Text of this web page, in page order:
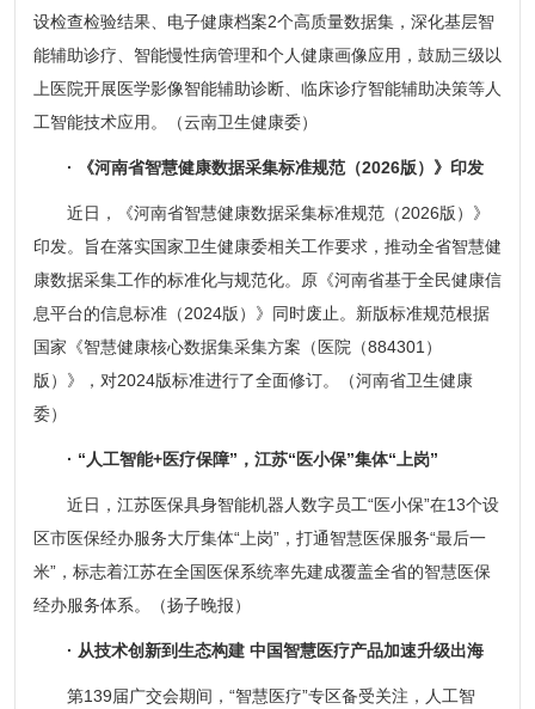
设检查检验结果、电子健康档案2个高质量数据集，深化基层智
能辅助诊疗、智能慢性病管理和个人健康画像应用，鼓励三级以
上医院开展医学影像智能辅助诊断、临床诊疗智能辅助决策等人
工智能技术应用。（云南卫生健康委）
· 《河南省智慧健康数据采集标准规范（2026版）》印发
近日，《河南省智慧健康数据采集标准规范（2026版）》
印发。旨在落实国家卫生健康委相关工作要求，推动全省智慧健
康数据采集工作的标准化与规范化。原《河南省基于全民健康信
息平台的信息标准（2024版）》同时废止。新版标准规范根据
国家《智慧健康核心数据集采集方案（医院（884301）
版）》，对2024版标准进行了全面修订。（河南省卫生健康
委）
· “人工智能+医疗保障”，江苏“医小保”集体“上岗”
近日，江苏医保具身智能机器人数字员工“医小保”在13个设
区市医保经办服务大厅集体“上岗”，打通智慧医保服务“最后一
米”，标志着江苏在全国医保系统率先建成覆盖全省的智慧医保
经办服务体系。（扬子晚报）
· 从技术创新到生态构建 中国智慧医疗产品加速升级出海
第139届广交会期间，“智慧医疗”专区备受关注，人工智